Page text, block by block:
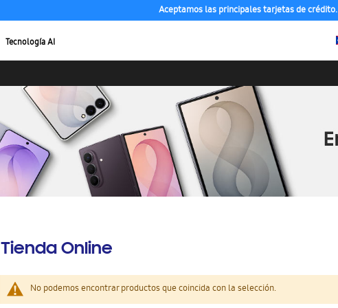
Aceptamos las principales tarjetas de crédito.
Tecnología AI
Tienda Online
No podemos encontrar productos que coincida con la selección.